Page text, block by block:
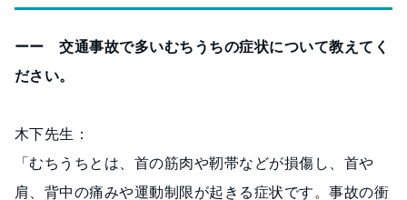
ーー 交通事故で多いむちうちの症状について教えてく
ださい。
木下先生：
「むちうちとは、首の筋肉や靭帯などが損傷し、首や
肩、背中の痛みや運動制限が起きる症状です。事故の衝